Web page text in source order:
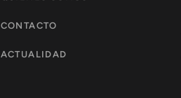
CONTACTO
ACTUALIDAD